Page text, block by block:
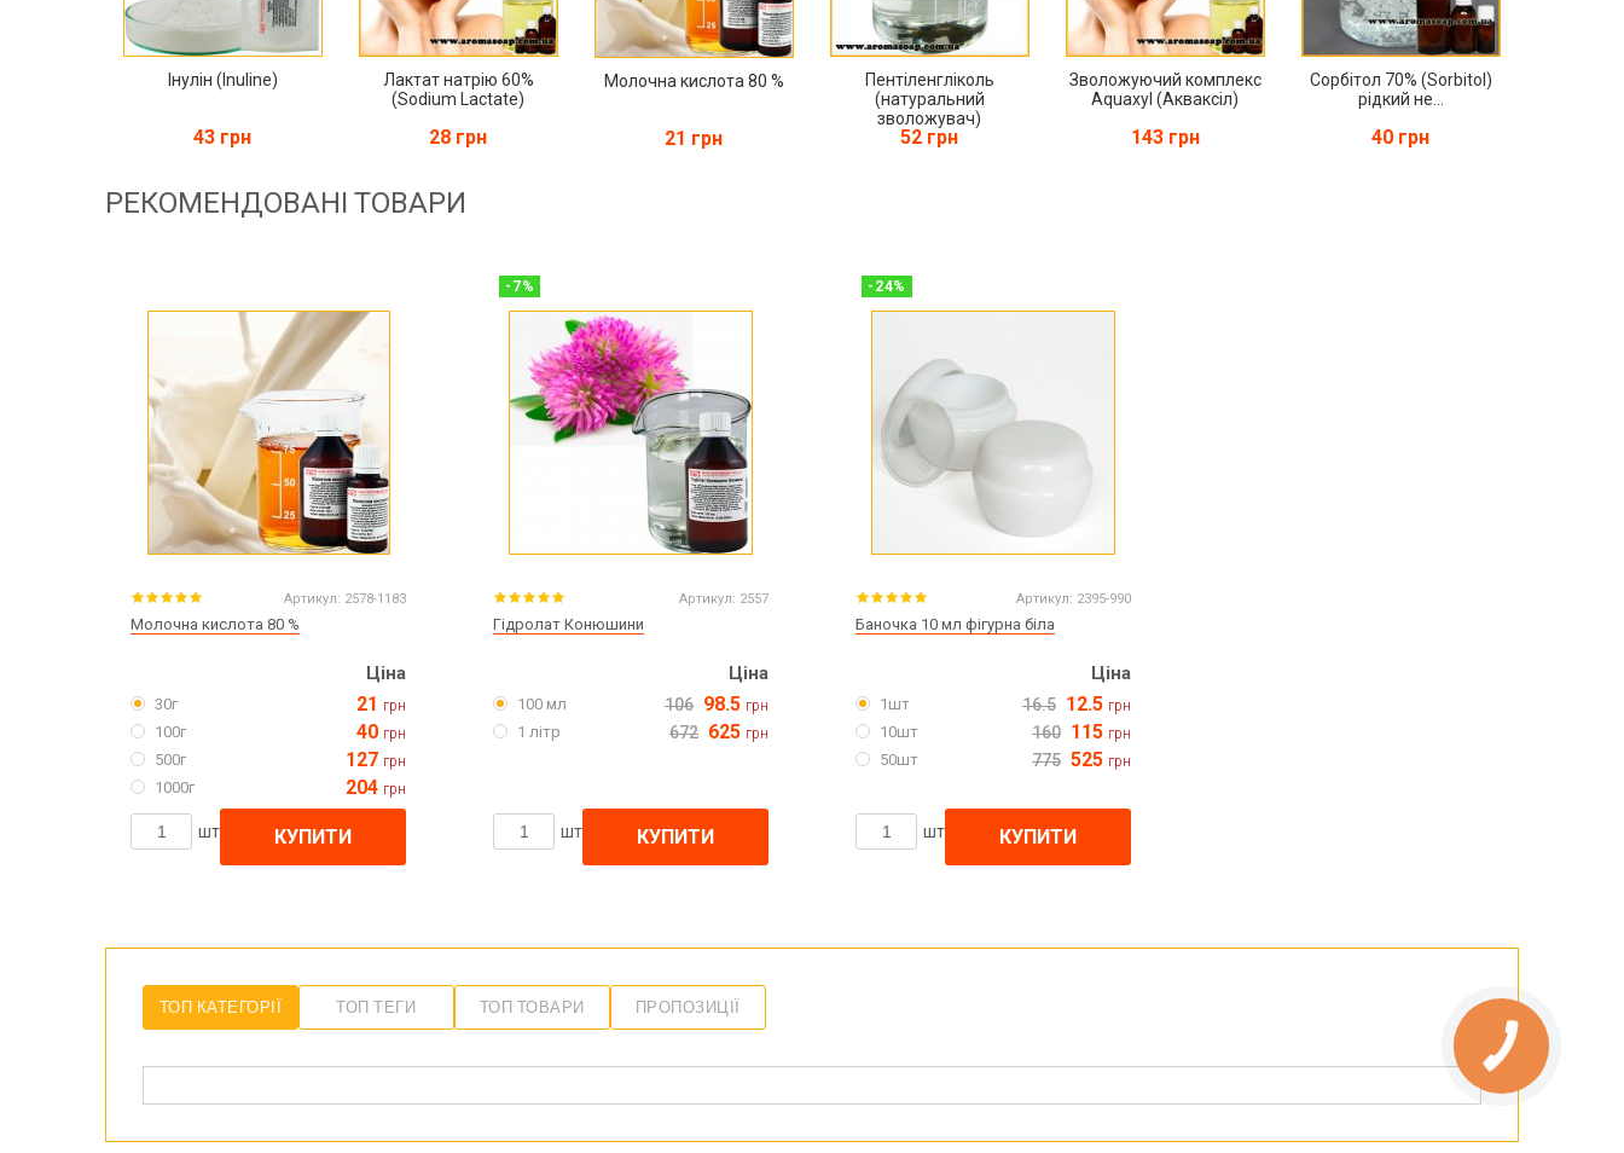
Інулін (Inuline)
43 грн
Лактат натрію 60%
(Sodium Lactate)
28 грн
Молочна кислота 80 %
21 грн
Пентіленгліколь
(натуральний
зволожувач)
52 грн
Зволожуючий комплекс
Aquaxyl (Акваксіл)
143 грн
Сорбітол 70% (Sorbitol)
рідкий не...
40 грн
РЕКОМЕНДОВАНІ ТОВАРИ
Артикул: 2578-1183
Молочна кислота 80 %
Ціна
30г 21 грн
100г 40 грн
500г 127 грн
1000г 204 грн
шт КУПИТИ
- 7%
Артикул: 2557
Гідролат Конюшини
Ціна
100 мл 106 98.5 грн
1 літр 672 625 грн
шт КУПИТИ
- 24%
Артикул: 2395-990
Баночка 10 мл фігурна біла
Ціна
1шт 16.5 12.5 грн
10шт 160 115 грн
50шт 775 525 грн
шт КУПИТИ
ТОП КАТЕГОРІЇ ТОП ТЕГИ ТОП ТОВАРИ ПРОПОЗИЦІЇ